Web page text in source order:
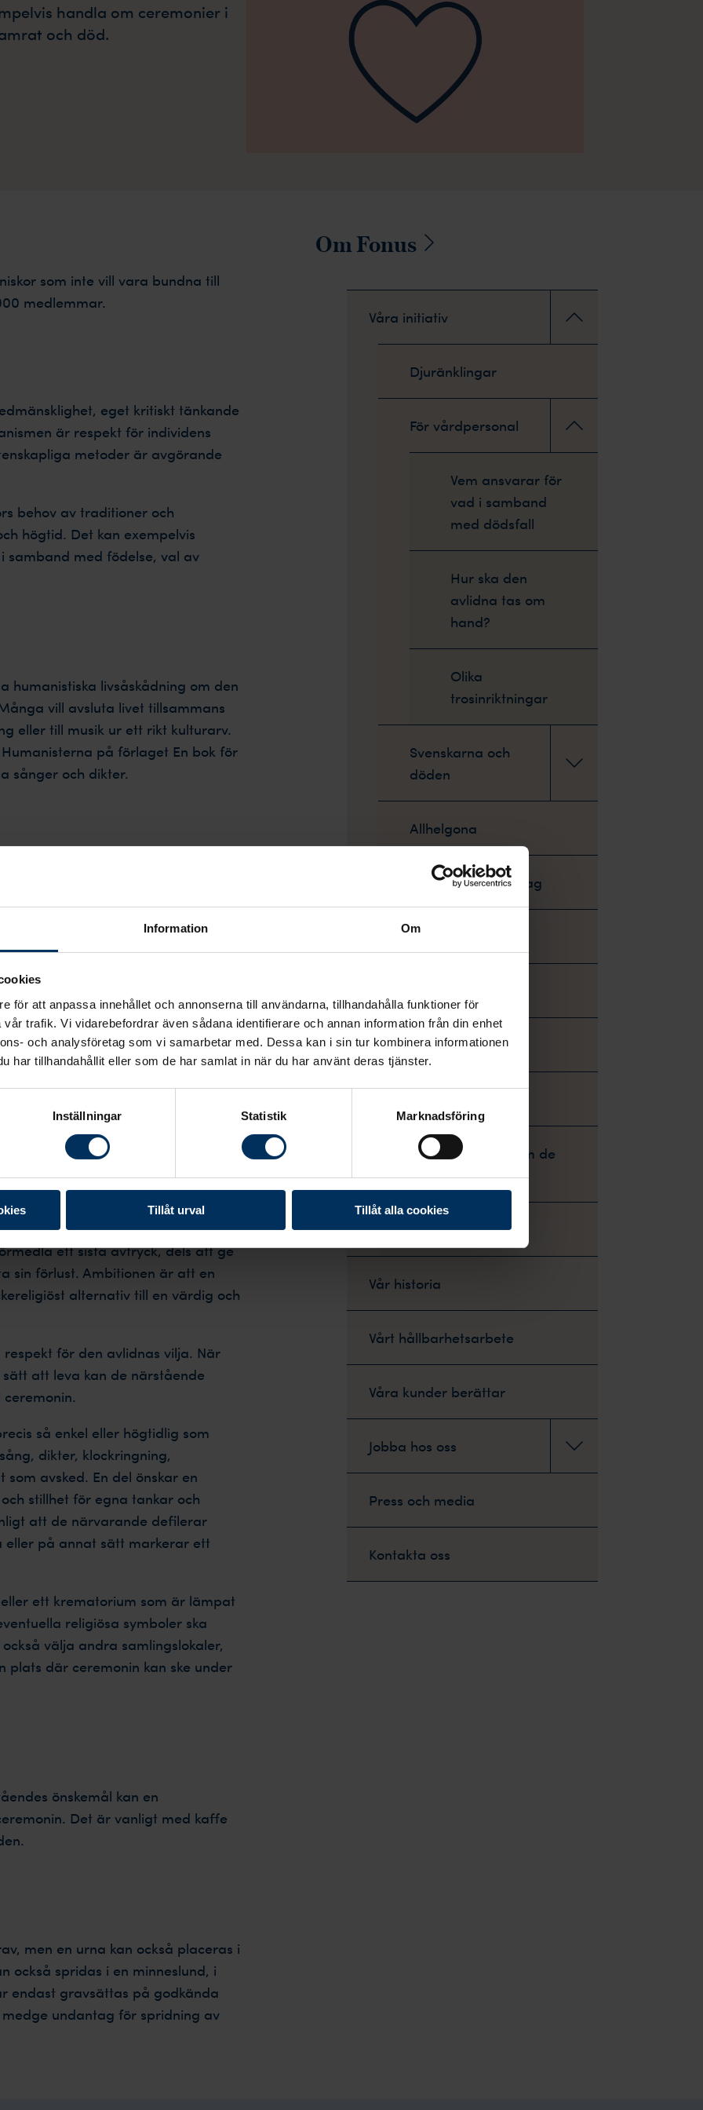
Information Om
för att anpassa innehållet och annonserna till användarna, tillhandahålla funktioner för
trafik. Vi vidarebefordrar även sådana identifierare och annan information från din enhet
och analysföretag som vi samarbetar med. Dessa kan i sin tur kombinera informationen
har tillhandahållit eller som de har samlat in när du har använt deras tjänster.
Inställningar Statistik Marknadsföring
Tillåt urval Tillåt alla cookies
handla om ceremonier i
och död.
som inte vill vara bundna till
medlemmar.
eget kritiskt tänkande
är respekt för individens
metoder är avgörande
behov av traditioner och
högtid. Det kan exempelvis
samband med födelse, val av
livsåskådning om den
vill avsluta livet tillsammans
eller till musik ur ett rikt kulturarv.
på förlaget En bok för
sånger och dikter.
I övrigt accepteras svenska
obduktion, balsamering och
Den avlidna kan kläs i
som symboliserar personens sätt
annat som man vet att den avlidna
i kistan. Möjlighet till visning och
är dels att lyfta fram den
ett sista avtryck, dels att ge
sin förlust. Ambitionen är att en
alternativ till en värdig och
för den avlidnas vilja. När
att leva kan de närstående
så enkel eller högtidlig som
dikter, klockringning,
avsked. En del önskar en
stillhet för egna tankar och
att de närvarande defilerar
eller på annat sätt markerar ett
ett krematorium som är lämpat
religiösa symboler ska
välja andra samlingslokaler,
där ceremonin kan ske under
önskemål kan en
Det är vanligt med kaffe
men en urna kan också placeras i
också spridas i en minneslund, i
endast gravsättas på godkända
undantag för spridning av
Om Fonus
Våra initiativ
Djuränklingar
För vårdpersonal
Vem ansvarar för
vad i samband
med dödsfall
Hur ska den
avlidna tas om
hand?
Olika
trosinriktningar
Svenskarna och
döden
Allhelgona
Alla djurhelgons dag
Dödsotyst
Juleljus
De första orden om de
sista
Barnboken Stig
Vår historia
Vårt hållbarhetsarbete
Våra kunder berättar
Jobba hos oss
Press och media
Kontakta oss